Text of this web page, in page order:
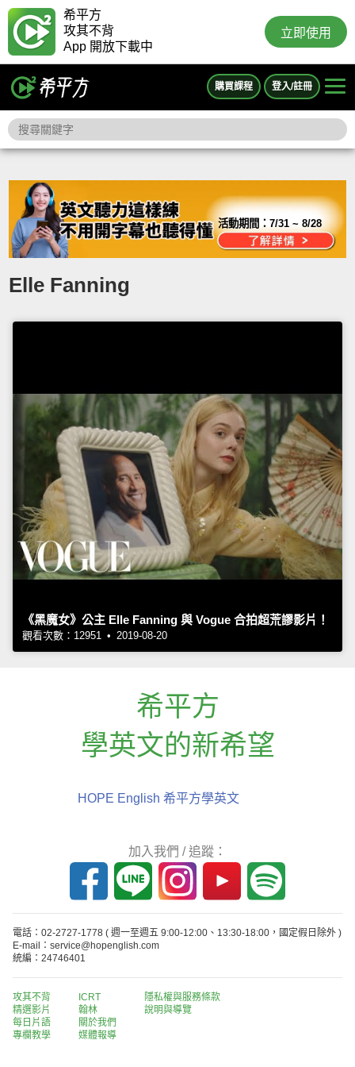
希平方
攻其不背
App 開放下載中
立即使用
購買課程 登入/註冊
活動期間：7/31 ~ 8/28
Elle Fanning
《黑魔女》公主 Elle Fanning 與 Vogue 合拍超荒謬影片！
觀看次數：12951 • 2019-08-20
希平方
學英文的新希望
HOPE English 希平方學英文
加入我們 / 追蹤：
電話：02-2727-1778 ( 週一至週五 9:00-12:00、13:30-18:00，國定假日除外 )
E-mail：service@hopenglish.com
統編：24746401
攻其不背
精選影片
每日片語
專欄教學
ICRT
翰林
關於我們
媒體報導
隱私權與服務條款
說明與導覽